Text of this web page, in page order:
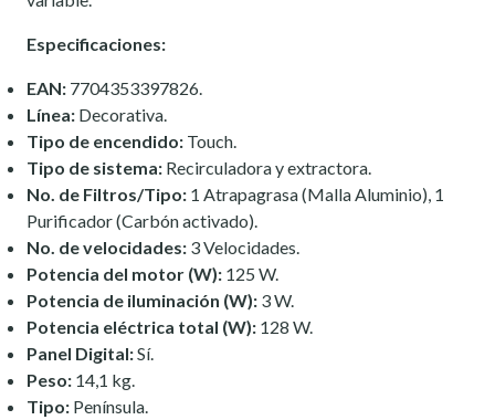
Especificaciones:
EAN: 7704353397826.
Línea: Decorativa.
Tipo de encendido: Touch.
Tipo de sistema: Recirculadora y extractora.
No. de Filtros/Tipo: 1 Atrapagrasa (Malla Aluminio), 1
Purificador (Carbón activado).
No. de velocidades: 3 Velocidades.
Potencia del motor (W): 125 W.
Potencia de iluminación (W): 3 W.
Potencia eléctrica total (W): 128 W.
Panel Digital:Sí.
Peso: 14,1 kg.
Tipo: Península.